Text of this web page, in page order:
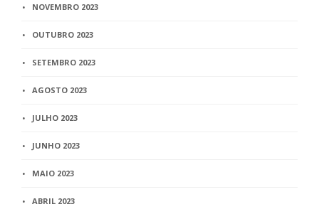
NOVEMBRO 2023
OUTUBRO 2023
SETEMBRO 2023
AGOSTO 2023
JULHO 2023
JUNHO 2023
MAIO 2023
ABRIL 2023